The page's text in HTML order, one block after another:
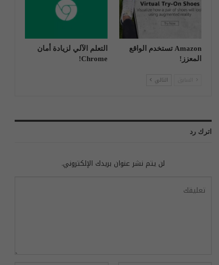
Amazon تستخدم الواقع
المعزز!
التعلم الآلي لزيادة أمان
Chrome!
التالي
اترك رد
لن يتم نشر عنوان بريدك الإلكتروني.